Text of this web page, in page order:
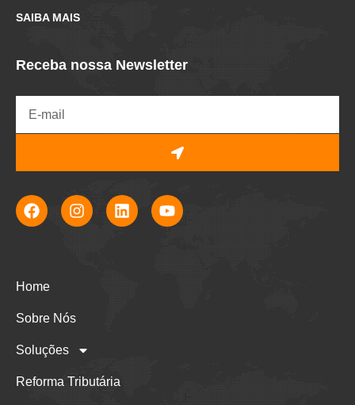
SAIBA MAIS
Receba nossa Newsletter
Home
Sobre Nós
Soluções
Reforma Tributária